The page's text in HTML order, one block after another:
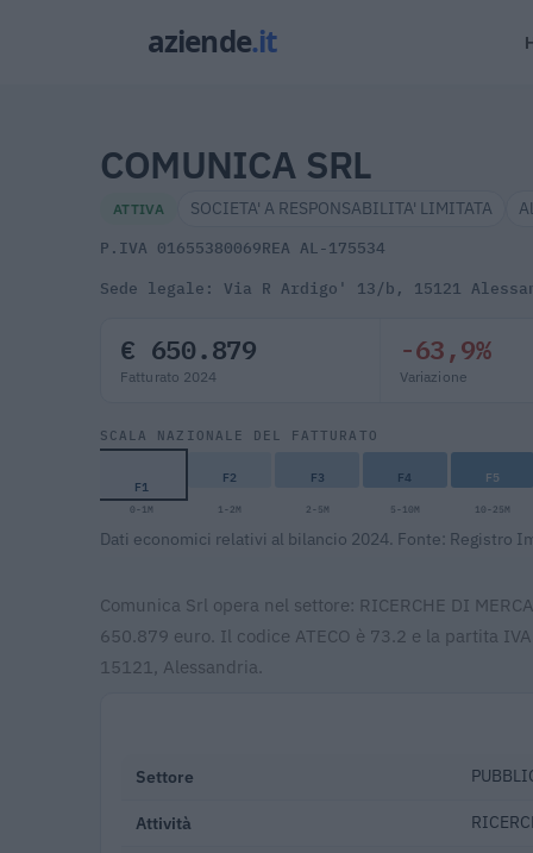
COMUNICA SRL
ATTIVA SOCIETA' A RESPONSABILITA' LIMITATA
P.IVA 01655380069REA AL-175534
Sede legale: Via R Ardigo' 13/b, 15121
€ 650.879
Fatturato 2024
-63,9%
Variazione
SCALA NAZIONALE DEL FATTURATO
F1 F2 F3 F4 F5
0-1M 1-2M 2-5M 5-10M 10-25M
Dati economici relativi al bilancio 2024. Fonte: Registro
Comunica Srl opera nel settore: RICERCHE DI
650.879 euro. Il codice ATECO è 73.2 e la partita
15121, Alessandria.
Settore
Attività